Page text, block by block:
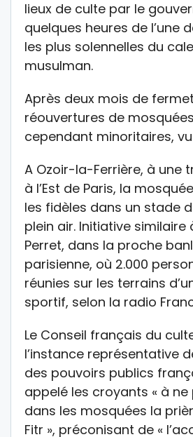
lieux de culte par le
quelques heures de l’une
les plus solennelles du
musulman.
Après deux mois de
réouvertures de
cependant minoritaires,
A Ozoir-la-Ferrière, à une
à l’Est de Paris, la
les fidèles dans un stade
plein air. Initiative similaire
Perret, dans la proche
parisienne, où 2.000
réunies sur les terrains
sportif, selon la radio
Le Conseil français du
l’instance représentative
des pouvoirs publics
appelé les croyants « à
dans les mosquées la
Fitr », préconisant de «